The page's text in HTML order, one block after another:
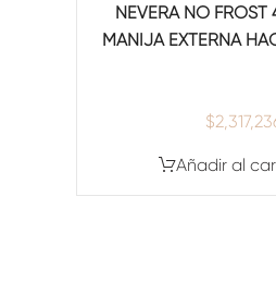
NEVERA NO FROST
MANIJA EXTERNA
$
Añadir al